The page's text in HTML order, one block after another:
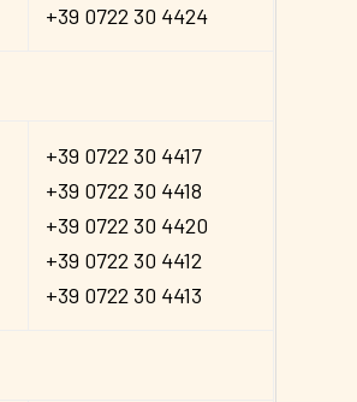
+39 0722 30 4424
+39 0722 30 4417
+39 0722 30 4418
+39 0722 30 4420
+39 0722 30 4412
+39 0722 30 4413